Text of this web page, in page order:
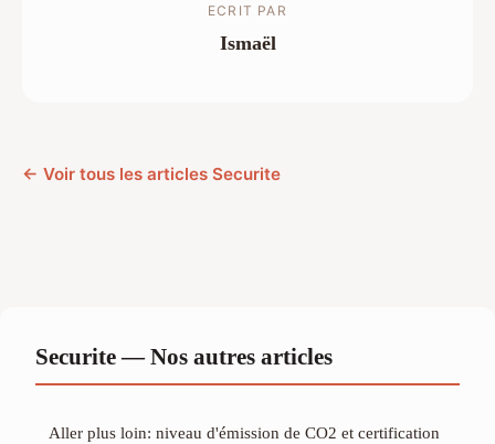
ECRIT PAR
Ismaël
← Voir tous les articles Securite
Securite — Nos autres articles
Aller plus loin: niveau d'émission de CO2 et certification